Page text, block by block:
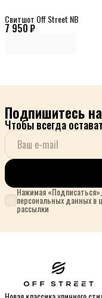
7 950 ₽
Свитшот Off Street NB
Подпишитесь
Чтобы всегда
Нажимая
персональных данных в
рассылки